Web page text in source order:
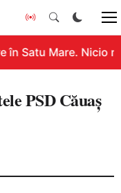
în Satu Mare. Nicio
PSD Căuaș